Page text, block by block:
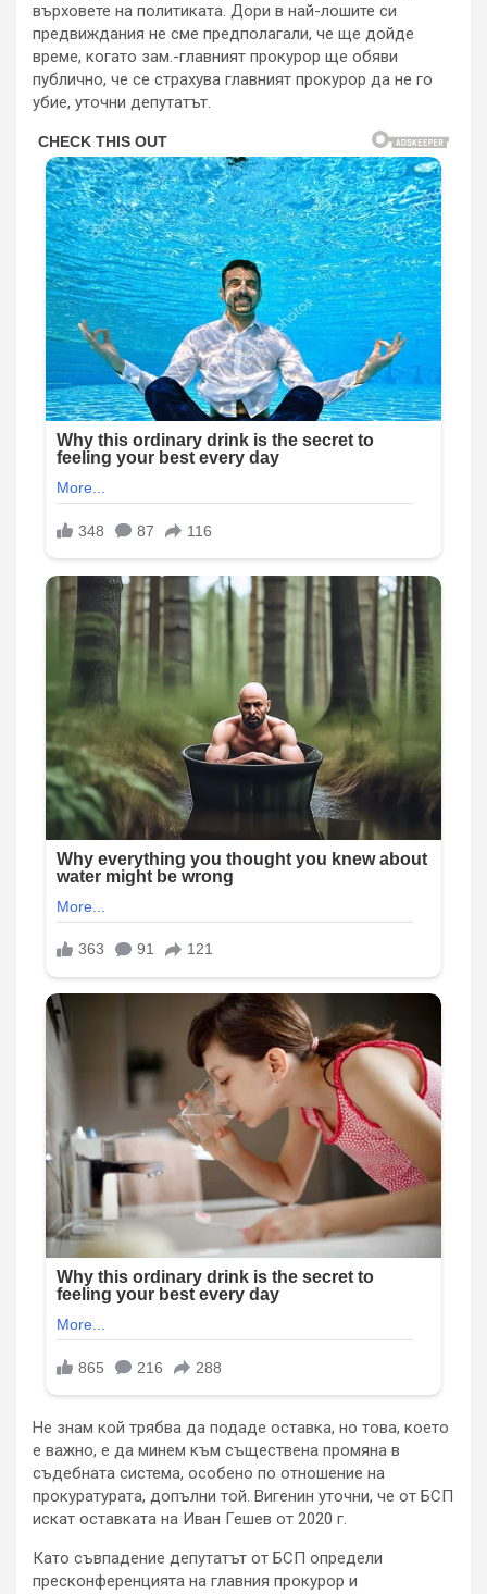
върховете на политиката. Дори в най-лошите си
предвиждания не сме предполагали, че ще дойде
време, когато зам.-главният прокурор ще обяви
публично, че се страхува главният прокурор да не го
убие, уточни депутатът.
Не знам кой трябва да подаде оставка, но това, което
е важно, е да минем към съществена промяна в
съдебната система, особено по отношение на
прокуратурата, допълни той. Вигенин уточни, че от БСП
искат оставката на Иван Гешев от 2020 г.
Като съвпадение депутатът от БСП определи
пресконференцията на главния прокурор и